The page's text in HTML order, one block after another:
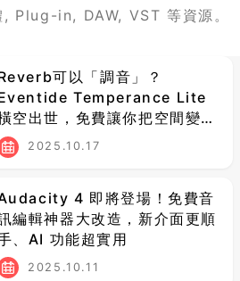
, Plug-in, DAW, VST 等資源。
可以「調音」？
Temperance Lite
空出世，免費讓你把空間變成
器！2025.10.17
4 即將登場！免費音
編輯神器大改造，新介面更順
、AI 功能超實用
2025.10.11